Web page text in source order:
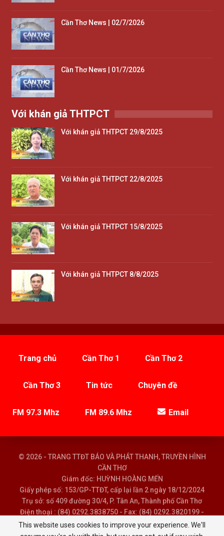
Cần Thơ News | 02/7/2026
Cần Thơ News | 01/7/2026
Với khán giả THTPCT
Với khán giả THTPCT 29/8/2025
Với khán giả THTPCT 22/8/2025
Với khán giả THTPCT 15/8/2025
Với khán giả THTPCT 8/8/2025
Trang chủ Cần Thơ 1 Cần Thơ 2
Cần Thơ 3 Tin tức Chuyên đề
FM 97.3 Mhz FM 89.6 Mhz Email
© 2026 - TRANG TTĐT BÁO VÀ PHÁT THANH, TRUYỀN HÌNH
CẦN THƠ
Giám đốc: HUỲNH HOÀNG MẾN
Giấy phép số: 153/GP-TTĐT, cấp lại lần 2 ngày 18/12/2024
Trụ sở: số 409 đường 30/4, P. Tân An, Thành phố Cần Thơ
Điện thoại : (84) 0292.3838750 - Fax: (84) 0292.3820199 -
Email : baoptth@cantho.gov.vn
This website uses cookies to improve your experience. We'll